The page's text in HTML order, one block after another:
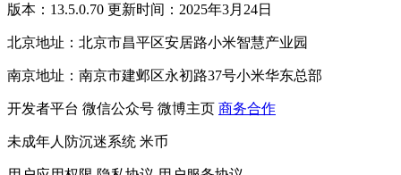
版本：13.5.0.70 更新时间：2025年3月24日
北京地址：北京市昌平区安居路小米智慧产业园
南京地址：南京市建邺区永初路37号小米华东总部
开发者平台 微信公众号 微博主页 商务合作
未成年人防沉迷系统 米币